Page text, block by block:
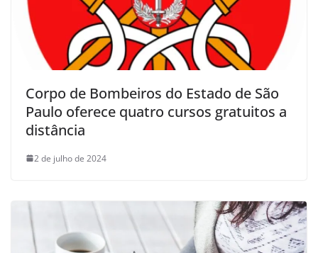
Corpo de Bombeiros do Estado de São
Paulo oferece quatro cursos gratuitos a
distância
2 de julho de 2024